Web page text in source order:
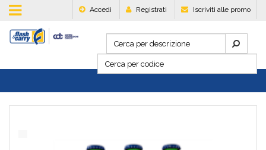
Accedi Registrati Iscriviti alle promo